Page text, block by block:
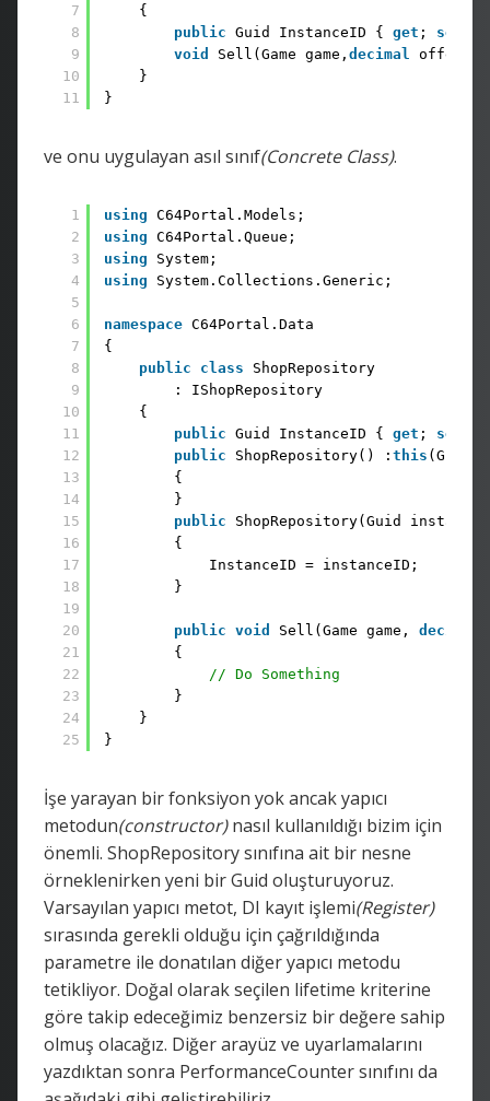
7
8
9
10
11
{
public Guid InstanceID { get ; set
void
Sell(Game game, decimal
offer);
}
}
ve onu uygulayan asıl sınıf(Concrete Class).
1
2
3
4
5
6
7
8
9
10
11
12
13
14
15
16
17
18
19
20
21
22
23
24
25
using C64Portal.Models;
using C64Portal.Queue;
using
System;
using
System.Collections.Generic;
namespace C64Portal.Data
{
public
class
ShopRepository
: IShopRepository
{
public Guid InstanceID { get ; set
public
ShopRepository() : this
{
}
public
ShopRepository(Guid
{
InstanceID = instanceID;
}
public void Sell(Game game, decimal
{
// Do Something
}
}
}
İşe yarayan bir fonksiyon yok ancak yapıcı
metodun(constructor)nasıl kullanıldığı bizim için
önemli. ShopRepository sınıfına ait bir nesne
örneklenirken yeni bir Guid oluşturuyoruz.
Varsayılan yapıcı metot, DI kayıt işlemi(Register)
sırasında gerekli olduğu için çağrıldığında
parametre ile donatılan diğer yapıcı metodu
tetikliyor. Doğal olarak seçilen lifetime kriterine
göre takip edeceğimiz benzersiz bir değere sahip
olmuş olacağız. Diğer arayüz ve uyarlamalarını
yazdıktan sonra PerformanceCounter sınıfını da